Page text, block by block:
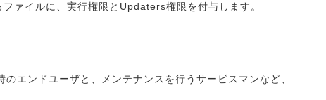
ァイルに、実行権限とUpdaters権限を付与します。
エンドユーザと、メンテナンスを行うサービスマンなど、